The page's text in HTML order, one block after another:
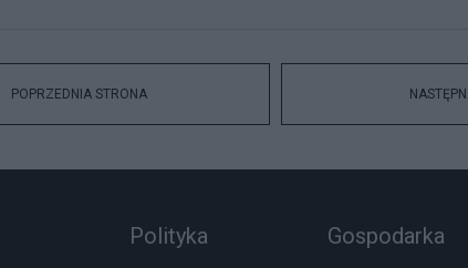
POPRZEDNIA STRONA
Polityka Gospodarka